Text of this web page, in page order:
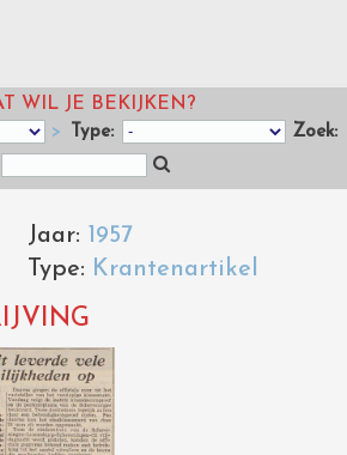
WIL JE BEKIJKEN?
> Type: Zoek:
Jaar: 1957
Type: Krantenartikel